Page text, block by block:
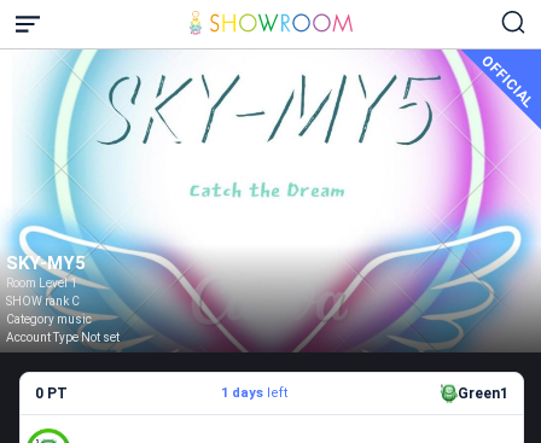
OFFICIAL
SKY-MY5
Room Level 1
SHOW rank C
Category music
Account Type Not set
0 PT 1 daysleft Green1